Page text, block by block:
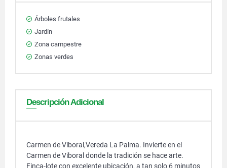
Árboles frutales
Jardín
Zona campestre
Zonas verdes
Descripción Adicional
Carmen de Viboral,Vereda La Palma. Invierte en el
Carmen de Viboral donde la tradición se hace arte.
Finca-lote con excelente ubicación, a tan solo 6 minutos